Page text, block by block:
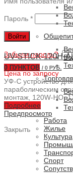
Пароль *
Войти
Забыли пароль?
0 ПУНКТОВ / 0 РУБ.
Торговля
Работа
Жилье
Культура
Спорт
UV-STICK-120H-
Цена по запросу
УФ-С устройство
параболическим
монтаж, 120W-HO,
Подробнее
Предпросмотр
Закрыть